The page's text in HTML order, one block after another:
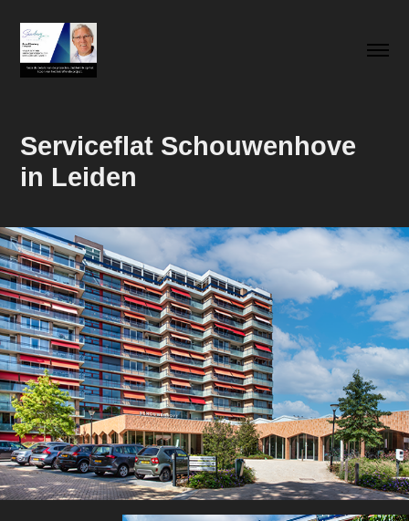
Serviceflat Schouwenhove
in Leiden